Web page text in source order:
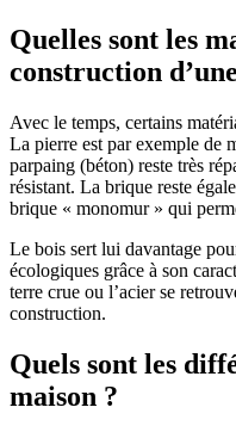
Quelles sont les
construction
Avec le temps, certains
La pierre est par exemple de
parpaing (béton) reste très
résistant. La brique reste
brique « monomur » qui
Le bois sert lui davantage
écologiques grâce à son
terre crue ou l’acier se
construction.
Quels sont les
maison ?